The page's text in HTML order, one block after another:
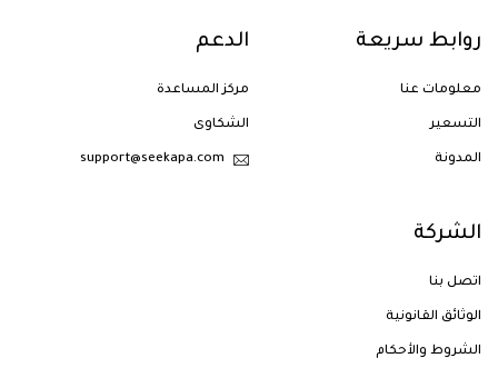
روابط سريعة
معلومات عنا
التسعير
المدونة
الدعم
مركز المساعدة
الشكاوى
support@seekapa.com
الشركة
اتصل بنا
الوثائق القانونية
الشروط والأحكام